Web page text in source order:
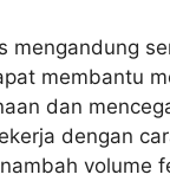
mengandung
membantu
dan
dengan
volume